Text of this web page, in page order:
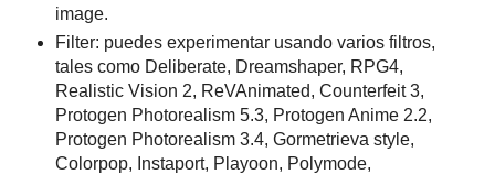
image.
Filter: puedes experimentar usando varios filtros,
tales como Deliberate, Dreamshaper, RPG4,
Realistic Vision 2, ReVAnimated, Counterfeit 3,
Protogen Photorealism 5.3, Protogen Anime 2.2,
Protogen Photorealism 3.4, Gormetrieva style,
Colorpop, Instaport, Playoon, Polymode,